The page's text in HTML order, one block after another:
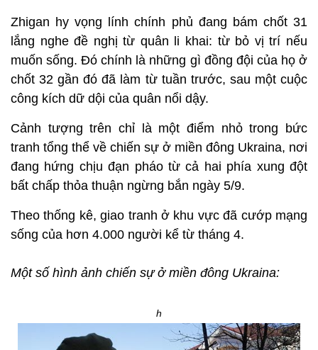
Zhigan hy vọng lính chính phủ đang bám chốt 31
lắng nghe đề nghị từ quân li khai: từ bỏ vị trí nếu
muốn sống. Đó chính là những gì đồng đội của họ ở
chốt 32 gần đó đã làm từ tuần trước, sau một cuộc
công kích dữ dội của quân nổi dậy.
Cảnh tượng trên chỉ là một điểm nhỏ trong bức
tranh tổng thể về chiến sự ở miền đông Ukraina, nơi
đang hứng chịu đạn pháo từ cả hai phía xung đột
bất chấp thỏa thuận ngừng bắn ngày 5/9.
Theo thống kê, giao tranh ở khu vực đã cướp mạng
sống của hơn 4.000 người kể từ tháng 4.
Một số hình ảnh chiến sự ở miền đông Ukraina:
h